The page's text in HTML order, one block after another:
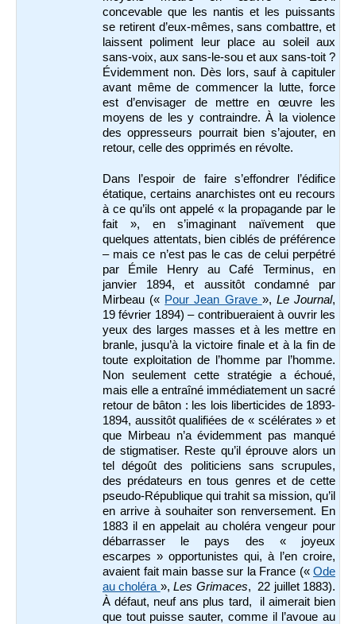
concevable que les nantis et les puissants
se retirent d’eux-mêmes, sans combattre, et
laissent poliment leur place au soleil aux
sans-voix, aux sans-le-sou et aux sans-toit ?
Évidemment non. Dès lors, sauf à capituler
avant même de commencer la lutte, force
est d’envisager de mettre en œuvre les
moyens de les y contraindre. À la violence
des oppresseurs pourrait bien s’ajouter, en
retour, celle des opprimés en révolte.
Dans l’espoir de faire s’effondrer l’édifice
étatique, certains anarchistes ont eu recours
à ce qu’ils ont appelé « la propagande par le
fait », en s’imaginant naïvement que
quelques attentats, bien ciblés de préférence
– mais ce n’est pas le cas de celui perpétré
par Émile Henry au Café Terminus, en
janvier 1894, et aussitôt condamné par
Mirbeau (« Pour Jean Grave », Le Journal,
19 février 1894) – contribueraient à ouvrir les
yeux des larges masses et à les mettre en
branle, jusqu’à la victoire finale et à la fin de
toute exploitation de l’homme par l’homme.
Non seulement cette stratégie a échoué,
mais elle a entraîné immédiatement un sacré
retour de bâton : les lois liberticides de 1893-
1894, aussitôt qualifiées de « scélérates » et
que Mirbeau n’a évidemment pas manqué
de stigmatiser. Reste qu’il éprouve alors un
tel dégoût des politiciens sans scrupules,
des prédateurs en tous genres et de cette
pseudo-République qui trahit sa mission, qu’il
en arrive à souhaiter son renversement. En
1883 il en appelait au choléra vengeur pour
débarrasser le pays des « joyeux
escarpes » opportunistes qui, à l’en croire,
avaient fait main basse sur la France (« Ode
au choléra »,Les Grimaces, 22 juillet 1883).
À défaut, neuf ans plus tard, il aimerait bien
que tout puisse sauter, comme il l’avoue au